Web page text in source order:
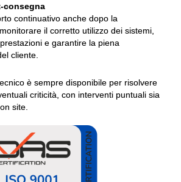
consegna
continuativo anche dopo la
il corretto utilizzo dei sistemi,
e garantire la piena
cliente.
è sempre disponibile per risolvere
criticità, con interventi puntuali sia
site.